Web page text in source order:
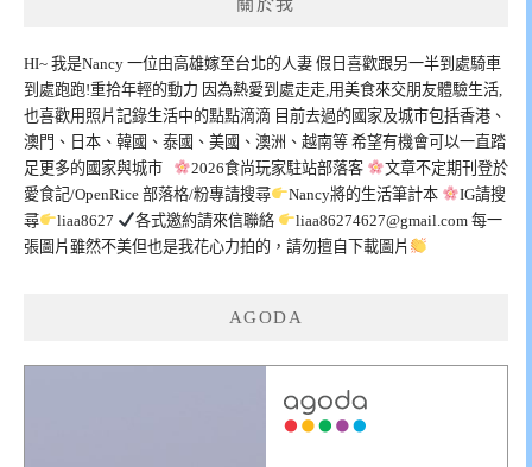
HI~ 我是Nancy 一位由高雄嫁至台北的人妻 假日喜歡跟另一半到處騎車
到處跑跑!重拾年輕的動力 因為熱愛到處走走,用美食來交朋友體驗生活,
也喜歡用照片記錄生活中的點點滴滴 目前去過的國家及城市包括香港、
澳門、日本、韓國、泰國、美國、澳洲、越南等 希望有機會可以一直踏
足更多的國家與城市
2026食尚玩家駐站部落客
文章不定期刊登於
愛食記/OpenRice 部落格/粉專請搜尋
Nancy將的生活筆計本
IG請搜
尋
liaa8627 各式邀約請來信聯絡 liaa86274627@gmail.com每一
張圖片雖然不美但也是我花心力拍的，請勿擅自下載圖片
AGODA